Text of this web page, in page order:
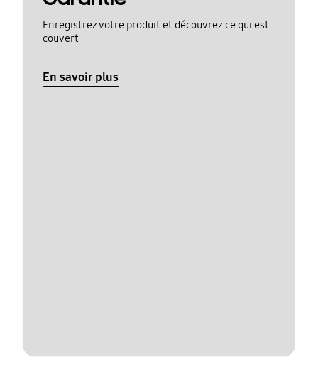
Enregistrez votre produit et découvrez ce qui est
couvert
En savoir plus